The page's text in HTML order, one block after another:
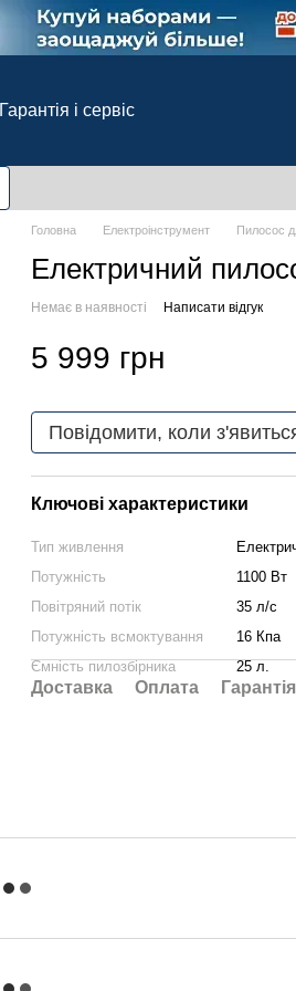
Гарантія і сервіс
Головна Електроінструмент Пилосос
Електричний
Немає в наявності Написати відгук
5 999 грн
Повідомити, коли
Ключові характеристики
Тип живлення
Потужність
1100 Вт
Повітряний потік
35 л/с
Потужність всмоктування
16 Кпа
Ємність пилозбірника
25 л.
Доставка Оплата Гарантія